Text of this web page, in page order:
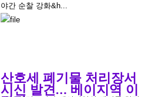
야간 순찰 강화&h...
산호세 폐기물 처리장서
시신 발견… 베이지역 이